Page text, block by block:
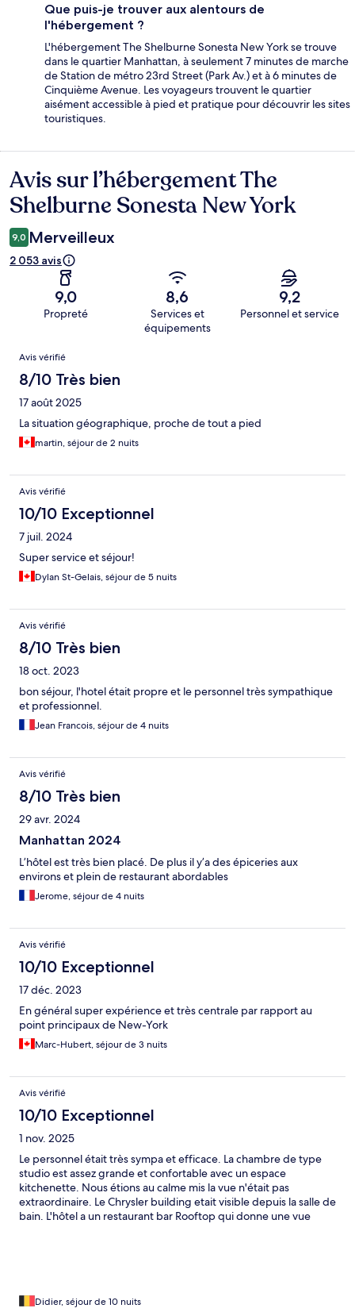
Que puis-je trouver aux alentours de
l'hébergement ?
L'hébergement The Shelburne Sonesta New York se trouve
dans le quartier Manhattan, à seulement 7 minutes de marche
de Station de métro 23rd Street (Park Av.) et à 6 minutes de
Cinquième Avenue. Les voyageurs trouvent le quartier
aisément accessible à pied et pratique pour découvrir les sites
touristiques.
Avis
Avis sur l’hébergement The
Shelburne Sonesta New York
9,0 Merveilleux
2 053 avis
9,0
Propreté
8,6
Services et
équipements
9,2
Personnel et service
Avis
Avis vérifié
8/10 Très bien
17 août 2025
La situation géographique, proche de tout a pied
martin, séjour de 2 nuits
Avis vérifié
10/10 Exceptionnel
7 juil. 2024
Super service et séjour!
Dylan St-Gelais, séjour de 5 nuits
Avis vérifié
8/10 Très bien
18 oct. 2023
bon séjour, l'hotel était propre et le personnel très sympathique
et professionnel.
Jean Francois, séjour de 4 nuits
Avis vérifié
8/10 Très bien
29 avr. 2024
Manhattan 2024
L’hôtel est très bien placé. De plus il y’a des épiceries aux
environs et plein de restaurant abordables
Jerome, séjour de 4 nuits
Avis vérifié
10/10 Exceptionnel
17 déc. 2023
En général super expérience et très centrale par rapport au
point principaux de New-York
Marc-Hubert, séjour de 3 nuits
Avis vérifié
10/10 Exceptionnel
1 nov. 2025
Le personnel était très sympa et efficace. La chambre de type
studio est assez grande et confortable avec un espace
kitchenette. Nous étions au calme mis la vue n'était pas
extraordinaire. Le Chrysler building etait visible depuis la salle de
bain. L'hôtel a un restaurant bar Rooftop qui donne une vue
Didier, séjour de 10 nuits